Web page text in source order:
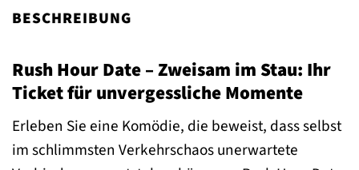
BESCHREIBUNG
Rush Hour Date – Zweisam im Stau: Ihr
Ticket für unvergessliche Momente
Erleben Sie eine Komödie, die beweist, dass selbst
im schlimmsten Verkehrschaos unerwartete